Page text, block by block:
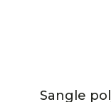
Sangle